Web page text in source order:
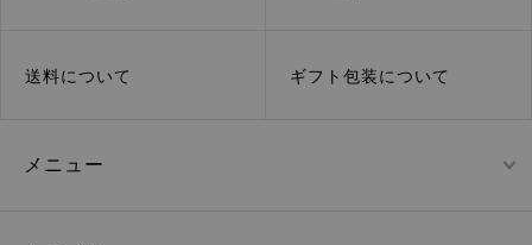
送料について ギフト包装について
メニュー